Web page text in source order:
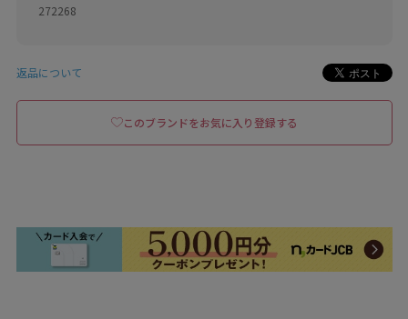
272268
返品について
このブランドをお気に入り登録する